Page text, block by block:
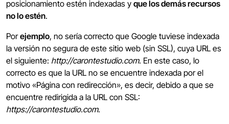
posicionamiento estén indexadas y que los demás recursos
no lo estén.
Porejemplo, no sería correcto que Google tuviese indexada
la versión no segura de este sitio web (sin SSL), cuya URL es
el siguiente: http://carontestudio.com. En este caso, lo
correcto es que la URL no se encuentre indexada por el
motivo «Página con redirección», es decir, debido a que se
encuentre redirigida a la URL con SSL:
https://carontestudio.com.